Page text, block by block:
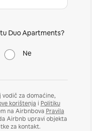
Duo Apartments?
Ne
vodič za domaćine,
korištenja i Politiku
na Airbnbova Pravila
Airbnb upravi objekta
za kontakt.